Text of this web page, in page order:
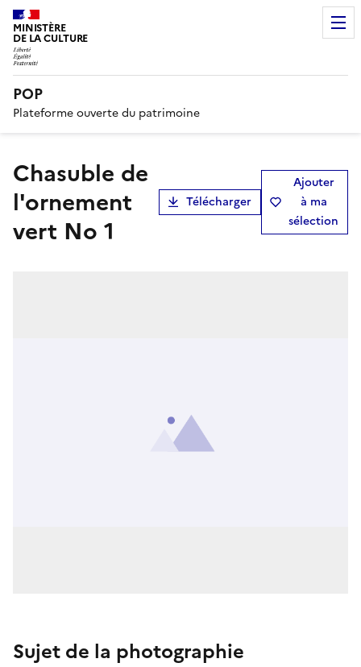
MINISTÈRE
DE LA CULTURE
POP
Plateforme ouverte du patrimoine
chasuble de
l'ornement
vert No 1
Télécharger
Ajouter
à ma
sélection
Sujet de la photographie